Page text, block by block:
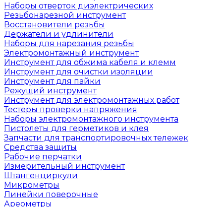
Наборы отверток диэлектрических
Резьбонарезной инструмент
Восстановители резьбы
Держатели и удлинители
Наборы для нарезания резьбы
Электромонтажный инструмент
Инструмент для обжима кабеля и клемм
Инструмент для очистки изоляции
Инструмент для пайки
Режущий инструмент
Инструмент для электромонтажных работ
Тестеры проверки напряжения
Наборы электромонтажного инструмента
Пистолеты для герметиков и клея
Запчасти для транспортировочных тележек
Средства защиты
Рабочие перчатки
Измерительный инструмент
Штангенциркули
Микрометры
Линейки поверочные
Ареометры